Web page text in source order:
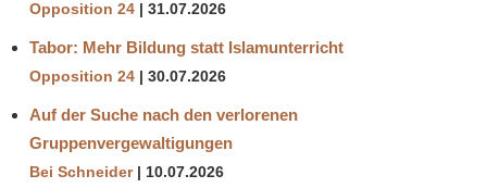
Opposition 24 31.07.2026
Tabor: Mehr Bildung statt Islamunterricht
Opposition 24 30.07.2026
Auf der Suche nach den verlorenen
Gruppenvergewaltigungen
Bei Schneider 10.07.2026